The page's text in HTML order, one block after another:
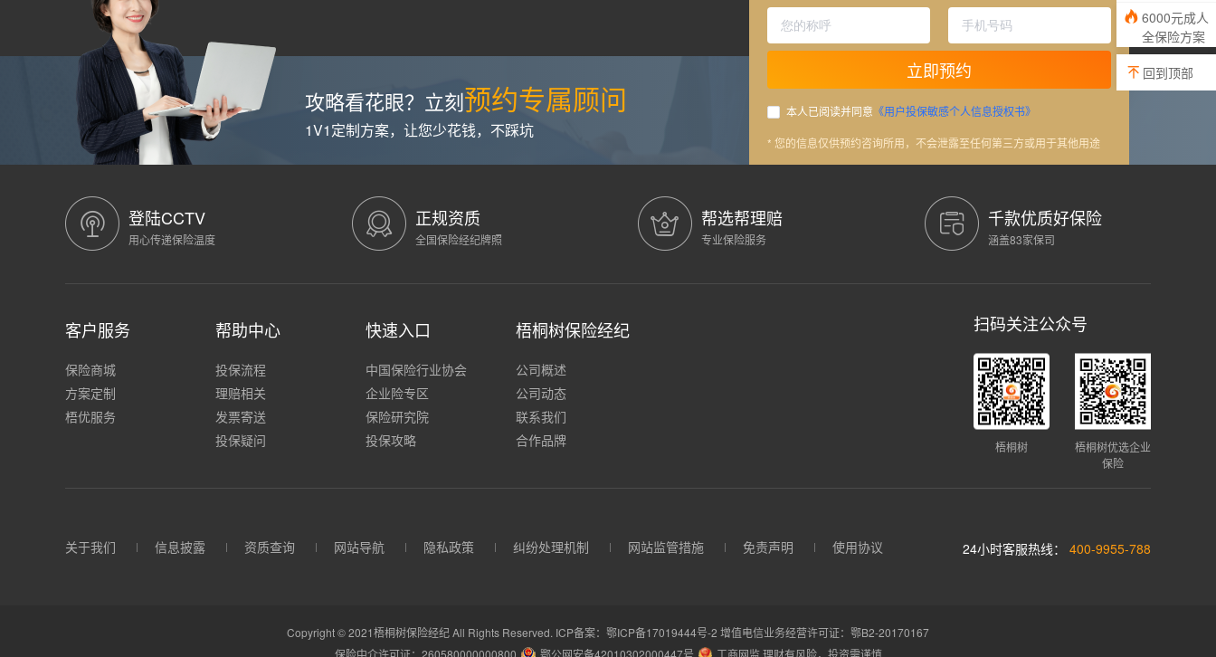
攻略看花眼？立刻预约专属顾问
1V1定制方案，让您少花钱，不踩坑
立即预约
本人已阅读并同意 《用户投保敏感个人信息授权书》
* 您的信息仅供预约咨询所用，不会泄露至任何第三方或用于其他用途
6000元成人
全保险方案
回到顶部
登陆CCTV
用心传递保险温度
正规资质
全国保险经纪牌照
帮选帮理赔
专业保险服务
千款优质好保险
涵盖83家保司
客户服务
保险商城
方案定制
梧优服务
帮助中心
投保流程
理赔相关
发票寄送
投保疑问
快速入口
中国保险行业协会
企业险专区
保险研究院
投保攻略
梧桐树保险经纪
公司概述
公司动态
联系我们
合作品牌
扫码关注公众号
梧桐树优选企业
保险
梧桐树
关于我们 信息披露 资质查询 网站导航 隐私政策 纠纷处理机制 网站监管措施 免责声明 使用协议 24小时客服热线： 400-9955-788
Copyright © 2021梧桐树保险经纪 All Rights Reserved. ICP备案：鄂ICP备17019444号-2 增值电信业务经营许可证：鄂B2-20170167
保险中介许可证：260580000000800
鄂公网安备42010302000447号 工商网监 理财有风险，投资需谨慎